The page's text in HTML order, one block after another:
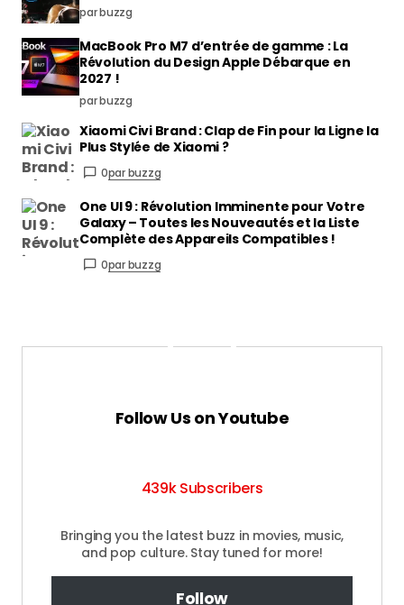
par buzzg
MacBook Pro M7 d’entrée de gamme : La
Révolution du Design Apple Débarque en
2027 !
par buzzg
Xiaomi Civi Brand : Clap de Fin pour la Ligne la
Plus Stylée de Xiaomi ?
0par buzzg
One UI 9 : Révolution Imminente pour Votre
Galaxy – Toutes les Nouveautés et la Liste
Complète des Appareils Compatibles !
0par buzzg
Follow Us on Youtube
439k Subscribers
Bringing you the latest buzz in movies, music,
and pop culture. Stay tuned for more!
Follow